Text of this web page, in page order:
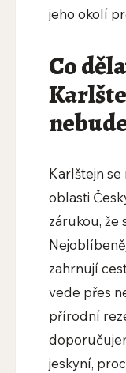
jeho okolí
Co
Karlštejn se
oblasti
zárukou, že
zahrnují
vede přes
přírodní
jeskyní,